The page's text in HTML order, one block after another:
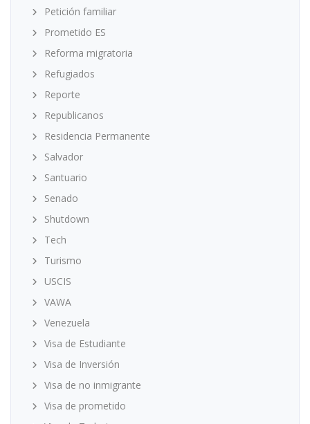
Petición familiar
Prometido ES
Reforma migratoria
Refugiados
Reporte
Republicanos
Residencia Permanente
Salvador
Santuario
Senado
Shutdown
Tech
Turismo
USCIS
VAWA
Venezuela
Visa de Estudiante
Visa de Inversión
Visa de no inmigrante
Visa de prometido